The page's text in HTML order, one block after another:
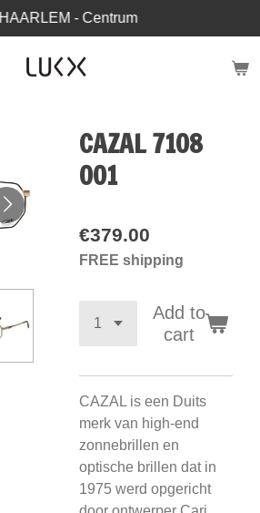
HAARLEM - Centrum
CAZAL 7108
001
€379.00
FREE shipping
Add to
cart
CAZAL is een Duits
merk van high-end
zonnebrillen en
optische brillen dat in
1975 werd opgericht